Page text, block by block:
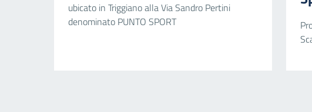
ubicato in Triggiano alla Via Sandro Pertini
denominato PUNTO SPORT